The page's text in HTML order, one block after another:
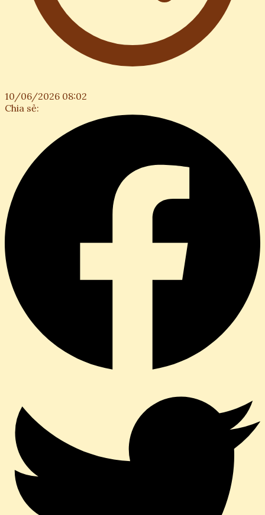
10/06/2026 08:02
Chia sẻ: